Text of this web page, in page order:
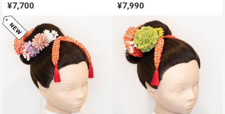
¥7,700 ¥7,990